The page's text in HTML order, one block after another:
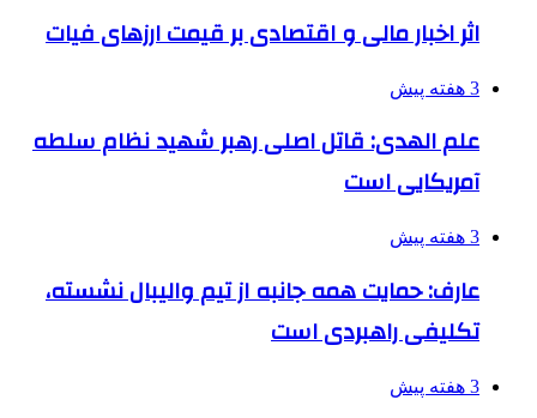
اثر اخبار مالی و اقتصادی بر قیمت ارزهای فیات
3 هفته پیش
علم الهدی: قاتل اصلی رهبر شهید نظام سلطه
آمریکایی است
3 هفته پیش
عارف: حمایت همه جانبه از تیم والیبال نشسته،
تکلیفی راهبردی است
3 هفته پیش